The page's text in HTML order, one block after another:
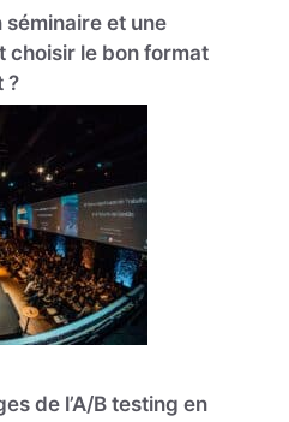
et une
choisir le bon format
?
de l’A/B testing en